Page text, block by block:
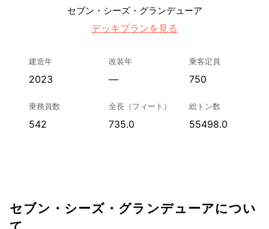
セブン・シーズ・グランデューア
デッキプランを見る
建造年
2023
改装年
—
乗客定員
750
乗務員数
542
全長（フィート）
735.0
総トン数
55498.0
セブン・シーズ・グランデューアについ